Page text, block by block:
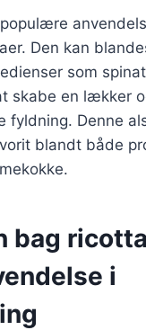
Den kan
som
skabe en lækker
fyldning. Denne
blandt både
bag
i